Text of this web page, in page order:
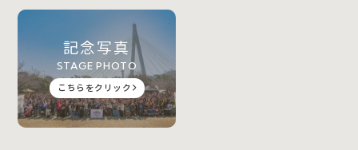
記念写真
STAGE PHOTO
こちらをクリック